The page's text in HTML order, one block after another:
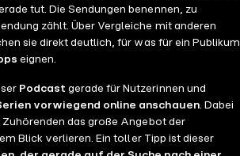
tut. Die Sendungen benennen, zu
zählt. Über Vergleiche mit anderen
sie direkt deutlich, für was für ein Publikum
eignen.
Podcast gerade für Nutzerinnen und
vorwiegend online anschauen. Dabei
Zuhörenden das große Angebot der
Blick verlieren. Ein toller Tipp ist dieser